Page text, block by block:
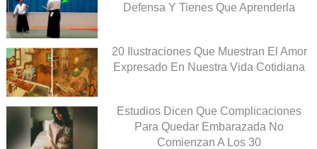
Defensa Y Tienes Que Aprenderla
20 Ilustraciones Que Muestran El Amor
Expresado En Nuestra Vida Cotidiana
Estudios Dicen Que Complicaciones
Para Quedar Embarazada No
Comienzan A Los 30